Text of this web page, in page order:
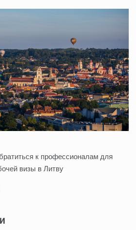
к профессионалам для
визы в Литву